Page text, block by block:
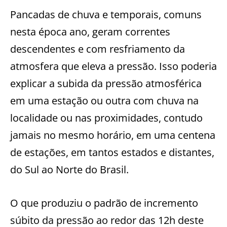
Pancadas de chuva e temporais, comuns
nesta época ano, geram correntes
descendentes e com resfriamento da
atmosfera que eleva a pressão. Isso poderia
explicar a subida da pressão atmosférica
em uma estação ou outra com chuva na
localidade ou nas proximidades, contudo
jamais no mesmo horário, em uma centena
de estações, em tantos estados e distantes,
do Sul ao Norte do Brasil.
O que produziu o padrão de incremento
súbito da pressão ao redor das 12h deste